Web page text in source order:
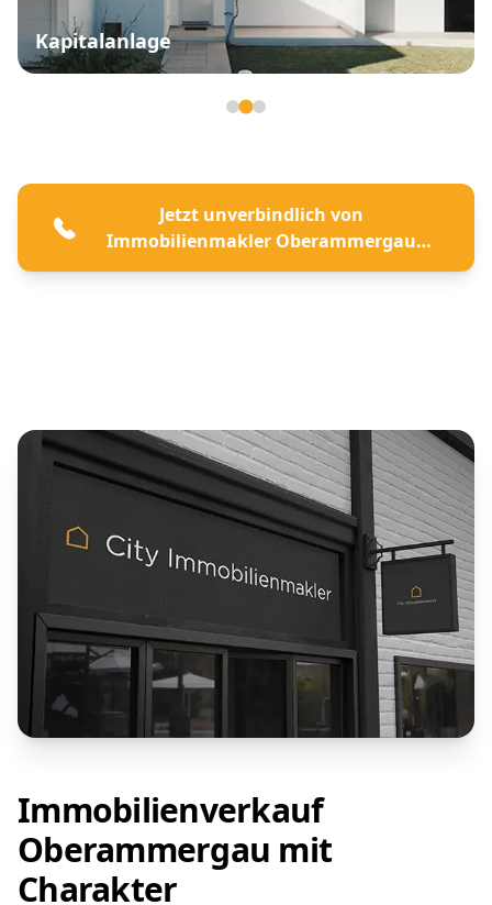
Kapitalanlage
Jetzt unverbindlich von
Immobilienmakler Oberammergau
beraten lassen
Immobilienverkauf
Oberammergau mit
Charakter